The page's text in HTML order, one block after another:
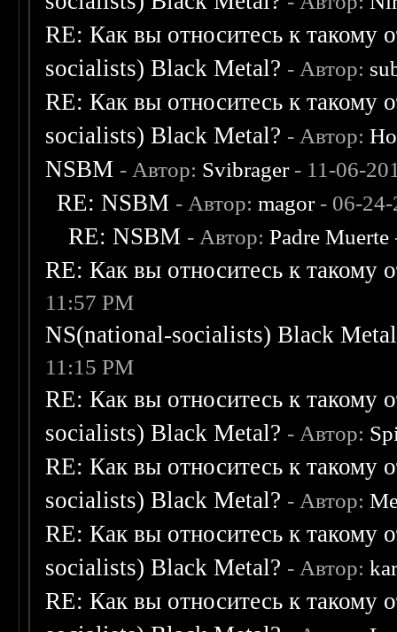
RE: Как вы относитесь к такому
socialists) Black Metal? - Автор:
RE: Как вы относитесь к такому
socialists) Black Metal? - Автор:
NSBM - Автор: Svibrager- 11-06-
RE: NSBM - Автор:magor- 06-24-
RE: NSBM - Автор:Padre Muerte
RE: Как вы относитесь к такому
11:57 PM
NS(national-socialists) Black
11:15 PM
RE: Как вы относитесь к такому
socialists) Black Metal? - Автор:
RE: Как вы относитесь к такому
socialists) Black Metal? - Автор:
RE: Как вы относитесь к такому
socialists) Black Metal? - Автор:
RE: Как вы относитесь к такому